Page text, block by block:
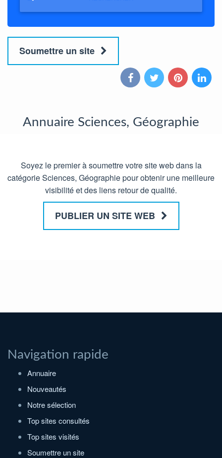
Soumettre un site
Annuaire Sciences, Géographie
Soyez le premier à soumettre votre site web dans la
catégorie Sciences, Géographie pour obtenir une meilleure
visibilité et des liens retour de qualité.
PUBLIER UN SITE WEB
Navigation rapide
Annuaire
Nouveautés
Notre sélection
Top sites consultés
Top sites visités
Soumettre un site